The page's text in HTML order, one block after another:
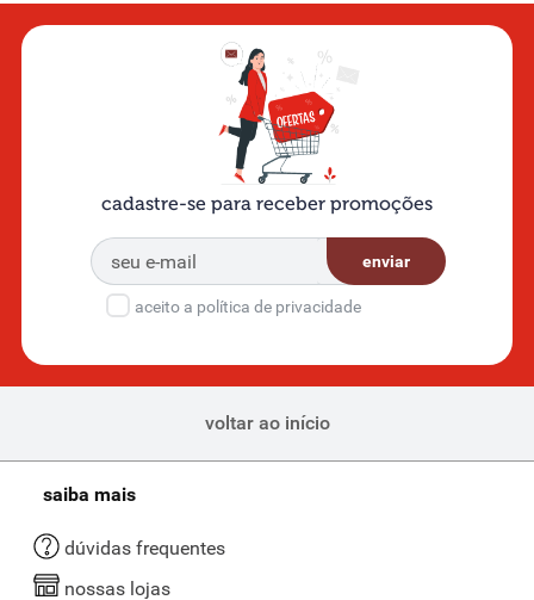
cadastre-se para receber promoções
enviar
aceito a política de privacidade
voltar ao início
saiba mais
dúvidas frequentes
nossas lojas